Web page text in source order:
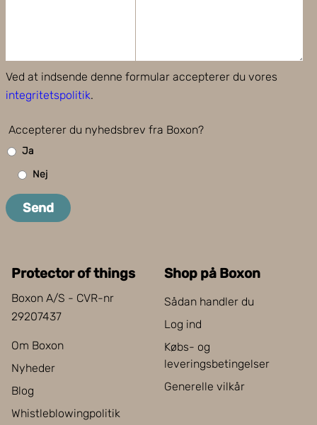
Ved at indsende denne formular accepterer du vores
integritetspolitik.
Accepterer du nyhedsbrev fra Boxon?
Ja
Nej
Send
Protector of things
Boxon A/S - CVR-nr
29207437
Om Boxon
Nyheder
Blog
Whistleblowingpolitik
Shop på Boxon
Sådan handler du
Log ind
Købs- og
leveringsbetingelser
Generelle vilkår